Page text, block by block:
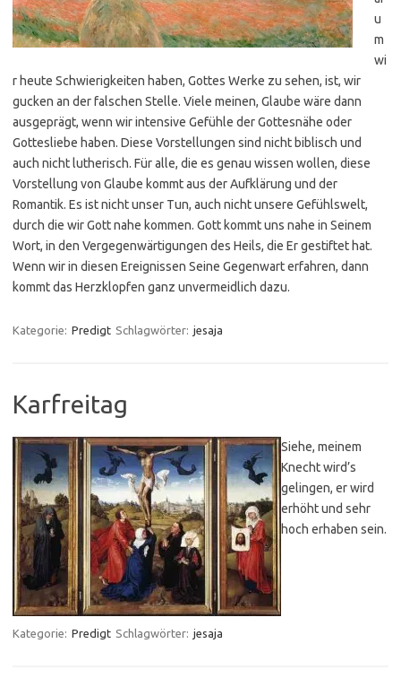
u
m
wi
r heute Schwierigkeiten haben, Gottes Werke zu sehen, ist, wir
gucken an der falschen Stelle. Viele meinen, Glaube wäre dann
ausgeprägt, wenn wir intensive Gefühle der Gottesnähe oder
Gottesliebe haben. Diese Vorstellungen sind nicht biblisch und
auch nicht lutherisch. Für alle, die es genau wissen wollen, diese
Vorstellung von Glaube kommt aus der Aufklärung und der
Romantik. Es ist nicht unser Tun, auch nicht unsere Gefühlswelt,
durch die wir Gott nahe kommen. Gott kommt uns nahe in Seinem
Wort, in den Vergegenwärtigungen des Heils, die Er gestiftet hat.
Wenn wir in diesen Ereignissen Seine Gegenwart erfahren, dann
kommt das Herzklopfen ganz unvermeidlich dazu.
Kategorie: Predigt Schlagwörter: jesaja
Karfreitag
Siehe, meinem
Knecht wird’s
gelingen, er wird
erhöht und sehr
hoch erhaben sein.
Kategorie: Predigt Schlagwörter: jesaja